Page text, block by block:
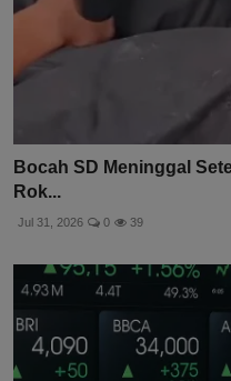
Bocah SD Meninggal
Rok...
Jul 31, 2026 0 39